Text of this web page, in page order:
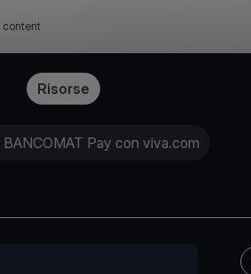
content
Risorse
Pay con viva.com